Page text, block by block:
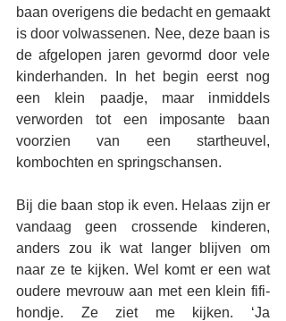
baan overigens die bedacht en gemaakt
is door volwassenen. Nee, deze baan is
de afgelopen jaren gevormd door vele
kinderhanden. In het begin eerst nog
een klein paadje, maar inmiddels
verworden tot een imposante baan
voorzien van een startheuvel,
kombochten en springschansen.
Bij die baan stop ik even. Helaas zijn er
vandaag geen crossende kinderen,
anders zou ik wat langer blijven om
naar ze te kijken. Wel komt er een wat
oudere mevrouw aan met een klein fifi-
hondje. Ze ziet me kijken. ‘Ja